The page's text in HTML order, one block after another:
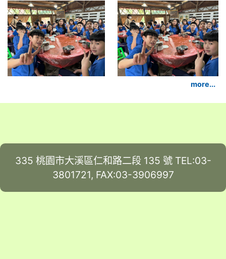
2024-11-14 六年級三和
more...
335 桃園市大溪區仁和路二段 135 號 TEL:03-
3801721, FAX:03-3906997